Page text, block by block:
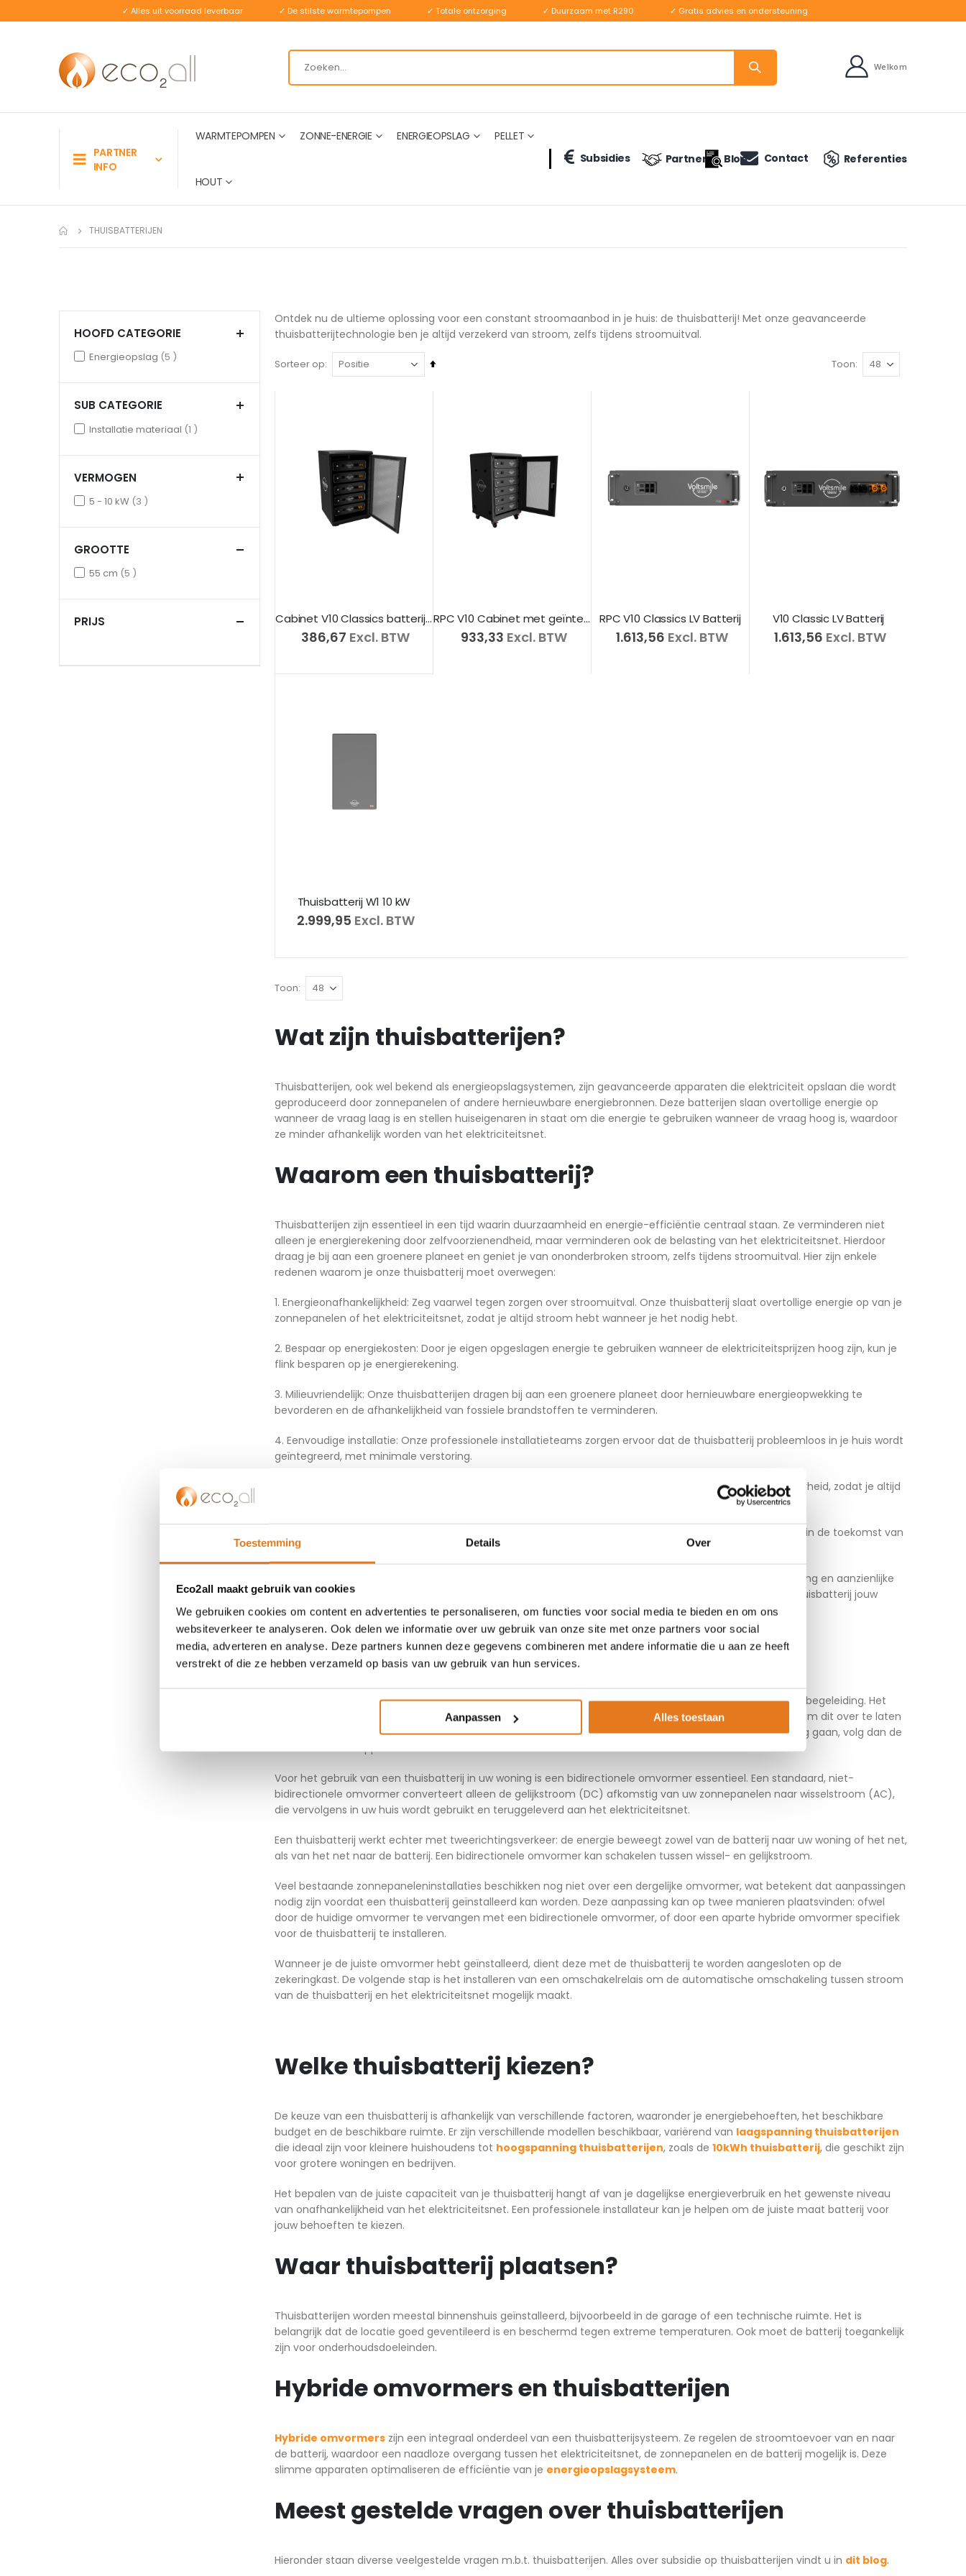
Toestemming Details Over
Eco2all maakt gebruik van cookies
We gebruiken cookies om content en advertenties te personaliseren, om functies voor social media te bieden en om ons
websiteverkeer te analyseren. Ook delen we informatie over uw gebruik van onze site met onze partners voor social
media, adverteren en analyse. Deze partners kunnen deze gegevens combineren met andere informatie die u aan ze heeft
verstrekt of die ze hebben verzameld op basis van uw gebruik van hun services.
Aanpassen Alles toestaan
✓ Alles uit voorraad leverbaar ✓ De stilste warmtepompen ✓ Totale ontzorging ✓ Duurzaam met R290 ✓ Gratis advies en ondersteuning
Welkom
PARTNER
INFO
WARMTEPOMPEN ZONNE-ENERGIE ENERGIEOPSLAG PELLET
HOUT
Subsidies Partners Blog Contact Referenties
THUISBATTERIJEN
Ontdek nu de ultieme oplossing voor een constant stroomaanbod in je huis: de thuisbatterij! Met onze geavanceerde
thuisbatterijtechnologie ben je altijd verzekerd van stroom, zelfs tijdens stroomuitval.
Sorteer op
Van
Toon
Cabinet V10 Classics batterijen
€ 386,67 Excl. BTW
RPC V10 Cabinet met geïntegreerde busbar
€ 933,33 Excl. BTW
RPC V10 Classics LV Batterij
€ 1.613,56 Excl. BTW
V10 Classic LV Batterij
€ 1.613,56 Excl. BTW
Thuisbatterij W1 10 kW
€ 2.999,95 Excl. BTW
Toon
Wat zijn thuisbatterijen?
Thuisbatterijen, ook wel bekend als energieopslagsystemen, zijn geavanceerde apparaten die elektriciteit opslaan die wordt
geproduceerd door zonnepanelen of andere hernieuwbare energiebronnen. Deze batterijen slaan overtollige energie op
wanneer de vraag laag is en stellen huiseigenaren in staat om die energie te gebruiken wanneer de vraag hoog is, waardoor
ze minder afhankelijk worden van het elektriciteitsnet.
Waarom een thuisbatterij?
Thuisbatterijen zijn essentieel in een tijd waarin duurzaamheid en energie-efficiëntie centraal staan. Ze verminderen niet
alleen je energierekening door zelfvoorzienendheid, maar verminderen ook de belasting van het elektriciteitsnet. Hierdoor
draag je bij aan een groenere planeet en geniet je van ononderbroken stroom, zelfs tijdens stroomuitval. Hier zijn enkele
redenen waarom je onze thuisbatterij moet overwegen:
1. Energieonafhankelijkheid: Zeg vaarwel tegen zorgen over stroomuitval. Onze thuisbatterij slaat overtollige energie op van je
zonnepanelen of het elektriciteitsnet, zodat je altijd stroom hebt wanneer je het nodig hebt.
2. Bespaar op energiekosten: Door je eigen opgeslagen energie te gebruiken wanneer de elektriciteitsprijzen hoog zijn, kun je
flink besparen op je energierekening.
3. Milieuvriendelijk: Onze thuisbatterijen dragen bij aan een groenere planeet door hernieuwbare energieopwekking te
bevorderen en de afhankelijkheid van fossiele brandstoffen te verminderen.
4. Eenvoudige installatie: Onze professionele installatieteams zorgen ervoor dat de thuisbatterij probleemloos in je huis wordt
geïntegreerd, met minimale verstoring.
5. Betrouwbaarheid: We leveren hoogwaardige thuisbatterijen met uitstekende prestaties en betrouwbaarheid, zodat je altijd
6. Duurzaamheid: Onze batterijen zijn ontworpen om lang mee te gaan en zijn een duurzame investering in de toekomst van
jouw huis.
Kies voor de kracht van een thuisbatterij en ervaar de voordelen van een ononderbroken stroomvoorziening en aanzienlijke
besparingen op je energiekosten. Neem vandaag nog contact met ons op om te ontdekken hoe onze thuisbatterij jouw
leven kan verbeteren!
Hoe sluit je thuisbatterijen aan?
Het aansluiten van thuisbatterijen vergt enige technische kennis, maar het is goed te doen met de juiste begeleiding. Het
proces omvat het aansluiten van de batterij op je zonnepanelen en je elektrische systeem. Het is raadzaam dit over te laten
aan een professional om ervoor te zorgen dat alles veilig en efficiënt werkt. Mocht je toch zelf aan de slag gaan, volg dan de
onderstaande stappen:
Voor het gebruik van een thuisbatterij in uw woning is een bidirectionele omvormer essentieel. Een standaard, niet-
bidirectionele omvormer converteert alleen de gelijkstroom (DC) afkomstig van uw zonnepanelen naar wisselstroom (AC),
die vervolgens in uw huis wordt gebruikt en teruggeleverd aan het elektriciteitsnet.
Een thuisbatterij werkt echter met tweerichtingsverkeer: de energie beweegt zowel van de batterij naar uw woning of het net,
als van het net naar de batterij. Een bidirectionele omvormer kan schakelen tussen wissel- en gelijkstroom.
Veel bestaande zonnepaneleninstallaties beschikken nog niet over een dergelijke omvormer, wat betekent dat aanpassingen
nodig zijn voordat een thuisbatterij geïnstalleerd kan worden. Deze aanpassing kan op twee manieren plaatsvinden: ofwel
door de huidige omvormer te vervangen met een bidirectionele omvormer, of door een aparte hybride omvormer specifiek
voor de thuisbatterij te installeren.
Wanneer je de juiste omvormer hebt geïnstalleerd, dient deze met de thuisbatterij te worden aangesloten op de
zekeringkast. De volgende stap is het installeren van een omschakelrelais om de automatische omschakeling tussen stroom
van de thuisbatterij en het elektriciteitsnet mogelijk maakt.
Welke thuisbatterij kiezen?
De keuze van een thuisbatterij is afhankelijk van verschillende factoren, waaronder je energiebehoeften, het beschikbare
budget en de beschikbare ruimte. Er zijn verschillende modellen beschikbaar, variërend van laagspanning thuisbatterijen
die ideaal zijn voor kleinere huishoudens tot hoogspanning thuisbatterijen, zoals de 10kWh thuisbatterij, die geschikt zijn
voor grotere woningen en bedrijven.
Het bepalen van de juiste capaciteit van je thuisbatterij hangt af van je dagelijkse energieverbruik en het gewenste niveau
van onafhankelijkheid van het elektriciteitsnet. Een professionele installateur kan je helpen om de juiste maat batterij voor
jouw behoeften te kiezen.
Waar thuisbatterij plaatsen?
Thuisbatterijen worden meestal binnenshuis geïnstalleerd, bijvoorbeeld in de garage of een technische ruimte. Het is
belangrijk dat de locatie goed geventileerd is en beschermd tegen extreme temperaturen. Ook moet de batterij toegankelijk
zijn voor onderhoudsdoeleinden.
Hybride omvormers en thuisbatterijen
Hybride omvormers zijn een integraal onderdeel van een thuisbatterijsysteem. Ze regelen de stroomtoevoer van en naar
de batterij, waardoor een naadloze overgang tussen het elektriciteitsnet, de zonnepanelen en de batterij mogelijk is. Deze
slimme apparaten optimaliseren de efficiëntie van je energieopslagsysteem.
Meest gestelde vragen over thuisbatterijen
Hieronder staan diverse veelgestelde vragen m.b.t. thuisbatterijen. Alles over subsidie op thuisbatterijen vindt u in dit blog.
HOOFD CATEGORIE
Energieopslag 5 items
SUB CATEGORIE
Installatie materiaal 1 item
VERMOGEN
5 - 10 kW 3 items
GROOTTE
55 cm 5 items
PRIJS